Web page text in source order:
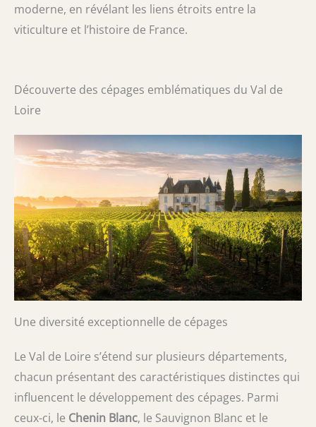
moderne, en révélant les liens étroits entre la
viticulture et l’histoire de France.
Découverte des cépages emblématiques du Val de
Loire
Une diversité exceptionnelle de cépages
Le Val de Loire s’étend sur plusieurs départements,
chacun présentant des caractéristiques distinctes qui
influencent le développement des cépages. Parmi
ceux-ci, le Chenin Blanc, le Sauvignon Blanc et le